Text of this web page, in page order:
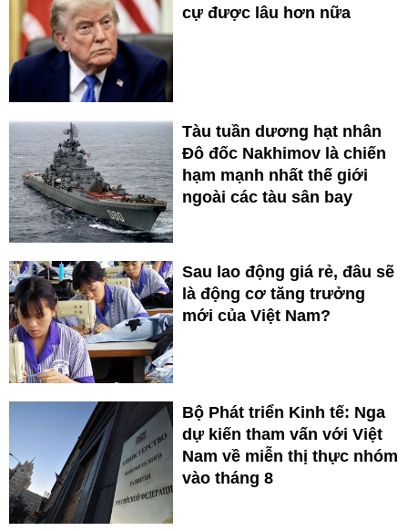
cự được lâu hơn nữa
Tàu tuần dương hạt nhân
Đô đốc Nakhimov là chiến
hạm mạnh nhất thế giới
ngoài các tàu sân bay
Sau lao động giá rẻ, đâu sẽ
là động cơ tăng trưởng
mới của Việt Nam?
Bộ Phát triển Kinh tế: Nga
dự kiến tham vấn với Việt
Nam về miễn thị thực nhóm
vào tháng 8